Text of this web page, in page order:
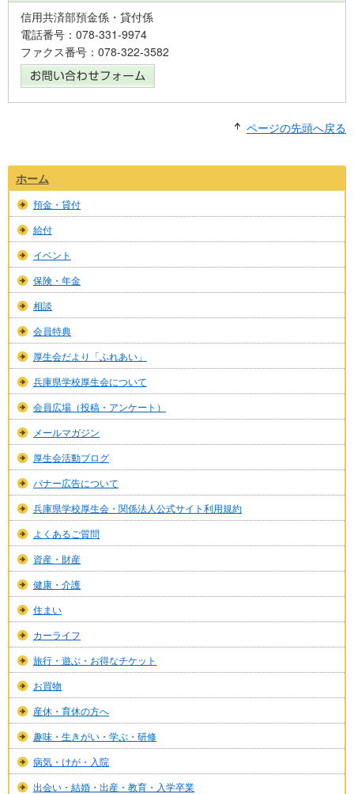
ホーム
預金・貸付
給付
イベント
保険・年金
相談
会員特典
厚生会だより「ふれあい」
兵庫県学校厚生会について
会員広場（投稿・アンケート）
メールマガジン
厚生会活動ブログ
バナー広告について
兵庫県学校厚生会・関係法人公式サイト利用規約
よくあるご質問
資産・財産
健康・介護
住まい
カーライフ
旅行・遊ぶ・お得なチケット
お買物
産休・育休の方へ
趣味・生きがい・学ぶ・研修
病気・けが・入院
出会い・結婚・出産・教育・入学卒業
信用共済部預金係・貸付係
電話番号：078-331-9974
ファクス番号：078-322-3582
ページの先頭へ戻る